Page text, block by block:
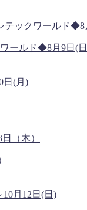
ールド◆8月9日(